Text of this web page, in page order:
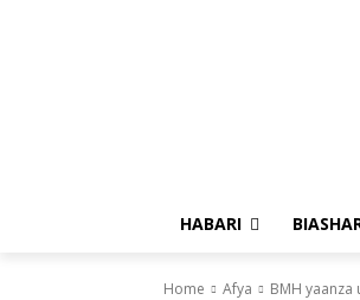
HABARI
Home Afya BMH